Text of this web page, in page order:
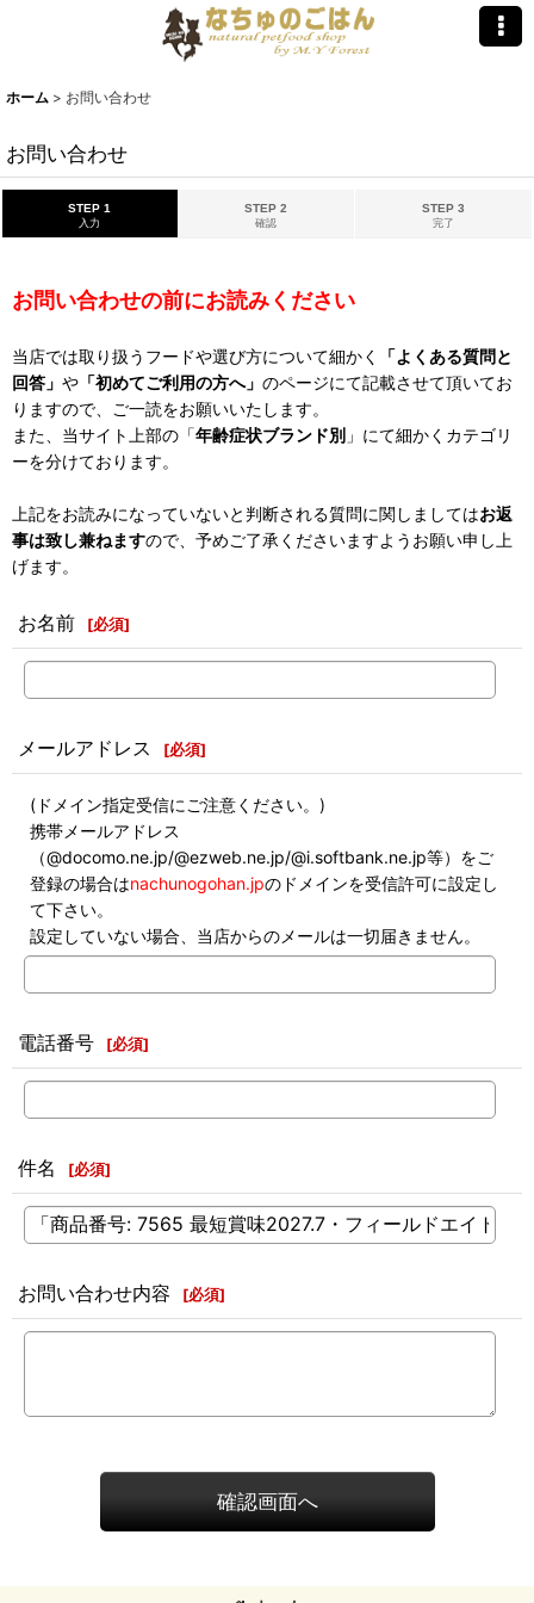
ホーム > お問い合わせ
お問い合わせ
STEP 1
入力
STEP 2
確認
STEP 3
完了
お問い合わせの前にお読みください
当店では取り扱うフードや選び方について細かく
「よくある質問と
回答」 や 「初めてご利用の方へ」 のページにて記載させて頂いてお
りますので、ご一読をお願いいたします。
また、当サイト上部の「年齢症状ブランド別 」にて細かくカテゴリ
ーを分けております。
上記をお読みになっていないと判断される質問に関しましてはお返
事は致し兼ねますので、予めご了承くださいますようお願い申し上
げます。
お名前 [必須]
メールアドレス [必須]
(ドメイン指定受信にご注意ください。)
携帯メールアドレス
（@docomo.ne.jp/@ezweb.ne.jp/@i.softbank.ne.jp等）をご
登録の場合はnachunogohan.jpのドメインを受信許可に設定し
て下さい。
設定していない場合、当店からのメールは一切届きません。
電話番号 [必須]
件名 [必須]
お問い合わせ内容 [必須]
確認画面へ